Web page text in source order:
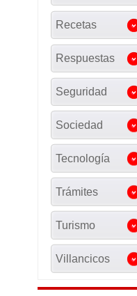
Recetas
Respuestas
Seguridad
Sociedad
Tecnología
Trámites
Turismo
Villancicos